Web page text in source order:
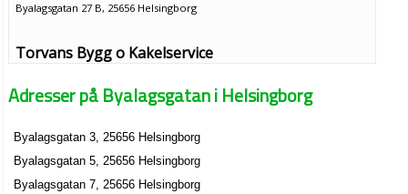
Byalagsgatan 27 B, 25656 Helsingborg
Torvans Bygg o Kakelservice
Byalagsgatan 34 A, 25656 Helsingborg
TBK Helsingborg AB
Jimmy Roland Robert Sandberg
Byalagsgatan 34 A, 25656 Helsingborg
Adresser på Byalagsgatan i Helsingborg
Byalagsgatan 3, 25656 Helsingborg
Byalagsgatan 5, 25656 Helsingborg
Byalagsgatan 7, 25656 Helsingborg